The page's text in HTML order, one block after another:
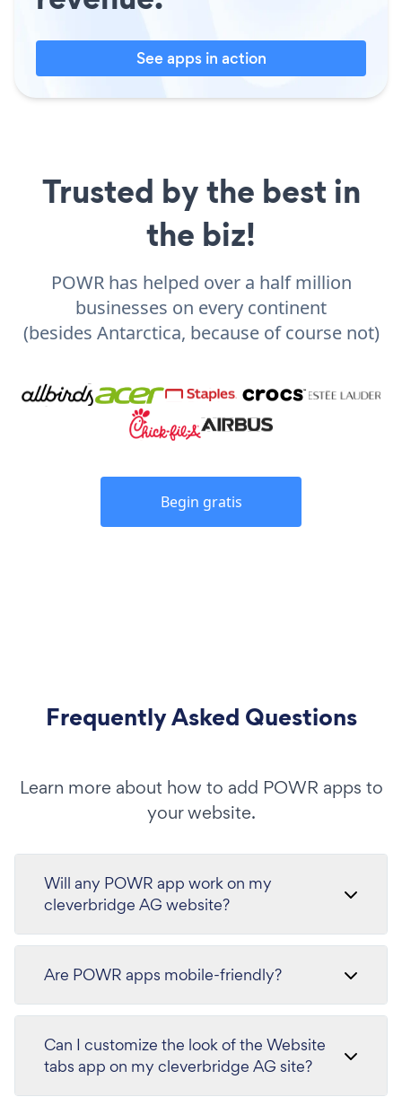
See apps in action
Trusted by the best in
the biz!
POWR has helped over a half million
businesses on every continent
(besides Antarctica, because of course not)
Begin gratis
Frequently Asked Questions
Learn more about how to add POWR apps to
your website.
Will any POWR app work on my
cleverbridge AG website?
Are POWR apps mobile-friendly?
Can I customize the look of the Website
tabs app on my cleverbridge AG site?